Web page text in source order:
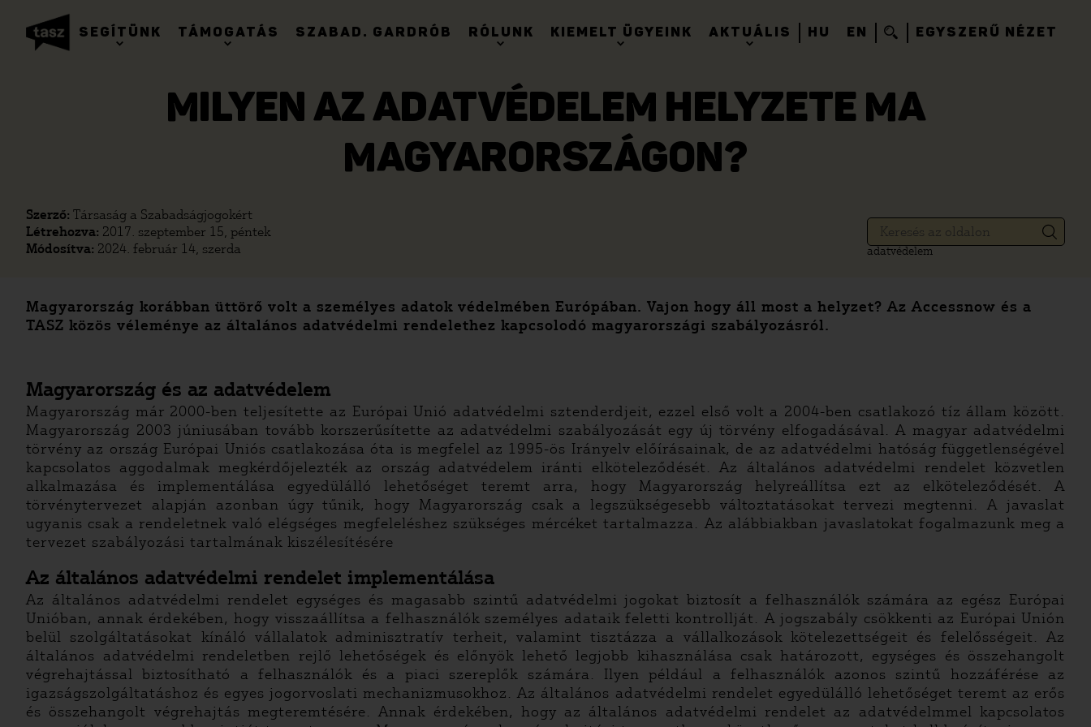
SEGÍTÜNK TÁMOGATÁS SZABAD. GARDRÓB RÓLUNK KIEMELT ÜGYEINK AKTUÁLIS HU EN EGYSZERŰ NÉZET
MILYEN AZ ADATVÉDELEM HELYZETE MA
MAGYARORSZÁGON?
Szerző: Társaság a Szabadságjogokért
Létrehozva: 2017. szeptember 15, péntek
Módosítva: 2024. február 14, szerda adatvédelem
Magyarország korábban üttörő volt a személyes adatok védelmében Európában. Vajon hogy áll most a helyzet? Az Accessnow és a
TASZ közös véleménye az általános adatvédelmi rendelethez kapcsolodó magyarországi szabályozásról.
Magyarország​ ​és​ ​az​ ​adatvédelem
Magyarország már 2000-ben teljesítette az Európai Unió adatvédelmi sztenderdjeit, ezzel első volt a 2004-ben csatlakozó tíz állam között.
Magyarország 2003 júniusában tovább korszerűsítette az adatvédelmi szabályozását egy új törvény elfogadásával. A magyar adatvédelmi
törvény az ország Európai Uniós csatlakozása óta is megfelel az 1995-ös Irányelv előírásainak, de az adatvédelmi hatóság függetlenségével
kapcsolatos aggodalmak megkérdőjelezték az ország adatvédelem iránti elköteleződését. Az általános adatvédelmi rendelet közvetlen
alkalmazása és implementálása egyedülálló lehetőséget teremt arra, hogy Magyarország helyreállítsa ezt az elköteleződését. A
törvénytervezet alapján azonban úgy tűnik, hogy Magyarország csak a legszükségesebb változtatásokat tervezi megtenni. A javaslat
ugyanis csak a rendeletnek való elégséges megfeleléshez szükséges mércéket tartalmazza. Az alábbiakban javaslatokat fogalmazunk meg a
tervezet szabályozási tartalmának kiszélesítésére
Az​ ​általános​ ​adatvédelmi​ ​rendelet​ ​implementálása
Az általános adatvédelmi rendelet egységes és magasabb szintű adatvédelmi jogokat biztosít a felhasználók számára az egész Európai
Unióban, annak érdekében, hogy visszaállítsa a felhasználók személyes adataik feletti kontrollját. A jogszabály csökkenti az Európai Unión
belül szolgáltatásokat kínáló vállalatok adminisztratív terheit, valamint tisztázza a vállalkozások kötelezettségeit és felelősségeit. Az
általános adatvédelmi rendeletben rejlő lehetőségek és előnyök lehető legjobb kihasználása csak határozott, egységes és összehangolt
végrehajtással biztosítható a felhasználók és a piaci szereplők számára. Ilyen például a felhasználók azonos szintű hozzáférése az
igazságszolgáltatáshoz és egyes jogorvoslati mechanizmusokhoz. Az általános adatvédelmi rendelet egyedülálló lehetőséget teremt az erős
és összehangolt végrehajtás megteremtésére. Annak érdekében, hogy az általános adatvédelmi rendelet az adatvédelmmel kapcsolatos